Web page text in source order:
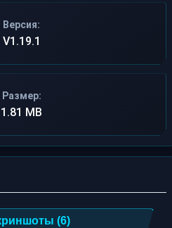
Версия:
V1.19.1
Размер:
1.81 MB
(6)